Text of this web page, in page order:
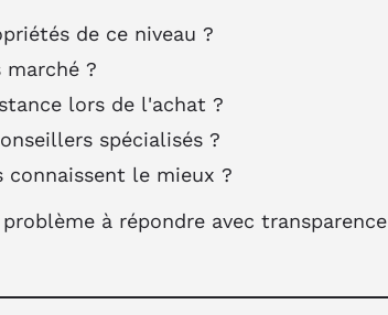
de ce niveau ?
?
lors de l'achat ?
spécialisés ?
connaissent le mieux ?
à répondre avec transparence